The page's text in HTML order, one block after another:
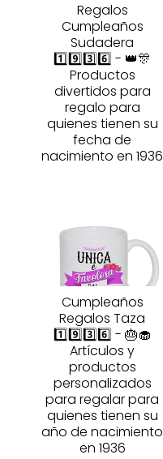
Regalos
Cumpleaños
Sudadera
1️⃣9️⃣3️⃣6️⃣ - 👑🎊
Productos
divertidos para
regalo para
quienes tienen su
fecha de
nacimiento en 1936
Cumpleaños
Regalos Taza
1️⃣9️⃣3️⃣6️⃣ - 🎂🧁
Artículos y
productos
personalizados
para regalar para
quienes tienen su
año de nacimiento
en 1936